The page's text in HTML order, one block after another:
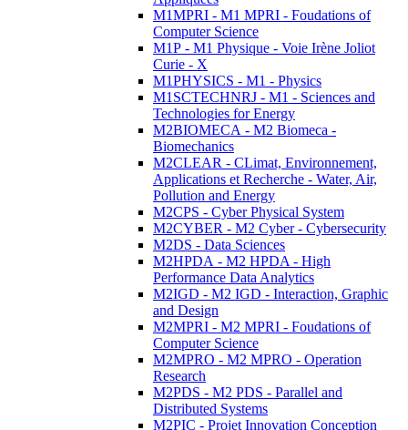
M1MPRI - M1 MPRI - Foudations of
Computer Science
M1P - M1 Physique - Voie Irène Joliot
Curie - X
M1PHYSICS - M1 - Physics
M1SCTECHNRJ - M1 - Sciences and
Technologies for Energy
M2BIOMECA - M2 Biomeca -
Biomechanics
M2CLEAR - CLimat, Environnement,
Applications et Recherche - Water, Air,
Pollution and Energy
M2CPS - Cyber Physical System
M2CYBER - M2 Cyber - Cybersecurity
M2DS - Data Sciences
M2HPDA - M2 HPDA - High
Performance Data Analytics
M2IGD - M2 IGD - Interaction, Graphic
and Design
M2MPRI - M2 MPRI - Foudations of
Computer Science
M2MPRO - M2 MPRO - Operation
Research
M2PDS - M2 PDS - Parallel and
Distributed Systems
M2PIC - Projet Innovation Conception